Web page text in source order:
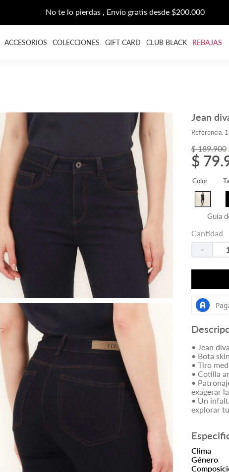
No te lo pierdas , Envío gratis desde $200.000
ACCESORIOS COLECCIONES GIFT CARD CLUB BLACK REBAJAS
Jean
Referencia:
$ 189.900
$ 79.
Color
Guía
Cantidad
－
• Jean diva
• Bota
• Tiro
• Cotilla
•
exagerar
• Un
explorar
Clima
Género